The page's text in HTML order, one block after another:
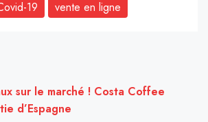
19 vente en ligne
sur le marché ! Costa Coffee
d’Espagne